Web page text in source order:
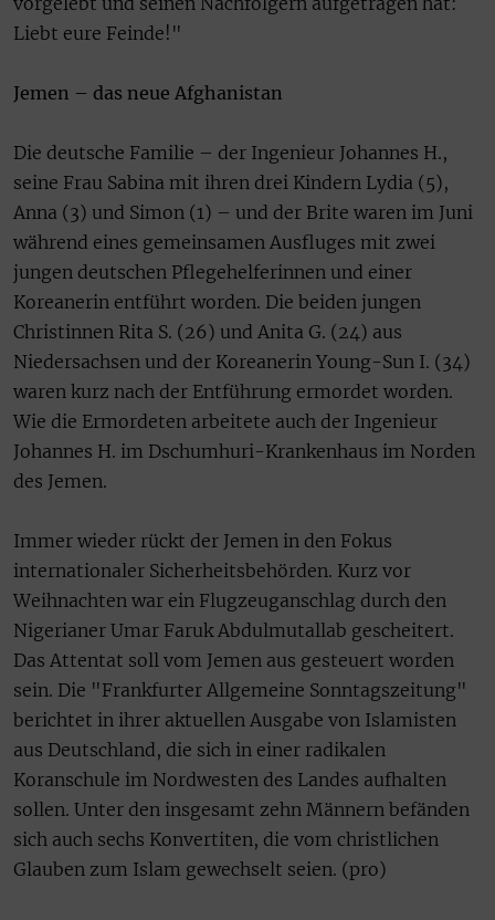
Liebt eure Feinde!"
Jemen – das neue Afghanistan
Die deutsche Familie – der Ingenieur Johannes H.,
seine Frau Sabina mit ihren drei Kindern Lydia (5),
Anna (3) und Simon (1) – und der Brite waren im Juni
während eines gemeinsamen Ausfluges mit zwei
jungen deutschen Pflegehelferinnen und einer
Koreanerin entführt worden. Die beiden jungen
Christinnen Rita S. (26) und Anita G. (24) aus
Niedersachsen und der Koreanerin Young-Sun I. (34)
waren kurz nach der Entführung ermordet worden.
Wie die Ermordeten arbeitete auch der Ingenieur
Johannes H. im Dschumhuri-Krankenhaus im Norden
des Jemen.
Immer wieder rückt der Jemen in den Fokus
internationaler Sicherheitsbehörden. Kurz vor
Weihnachten war ein Flugzeuganschlag durch den
Nigerianer Umar Faruk Abdulmutallab gescheitert.
Das Attentat soll vom Jemen aus gesteuert worden
sein. Die "Frankfurter Allgemeine Sonntagszeitung"
berichtet in ihrer aktuellen Ausgabe von Islamisten
aus Deutschland, die sich in einer radikalen
Koranschule im Nordwesten des Landes aufhalten
sollen. Unter den insgesamt zehn Männern befänden
sich auch sechs Konvertiten, die vom christlichen
Glauben zum Islam gewechselt seien. (pro)